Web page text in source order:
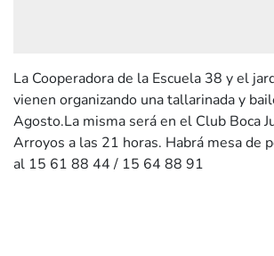
La Cooperadora de la Escuela 38 y el
vienen organizando una tallarinada y
Agosto.La misma será en el Club Boca
Arroyos a las 21 horas. Habrá mesa de
al 15 61 88 44 / 15 64 88 91